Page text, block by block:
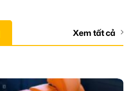
Xem tất cả